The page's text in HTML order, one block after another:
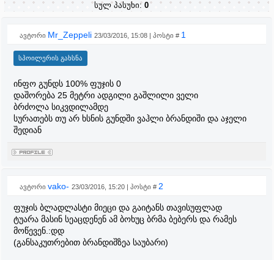
სულ პასუხი: 0
ავტორი Mr_Zeppeli 23/03/2016, 15:08 | პოსტი # 1
ინფო გუნდს 100% ფუჯის 0
დაშორება 25 მეტრი ადგილი გაშლილი ველი
ბრძოლა სიკვდილამდე
სურათებს თუ არ ხსნის გუნდში ვაჰლი ბრანდიში და აჯელი
შედიან
ავტორი vako- 23/03/2016, 15:20 | პოსტი # 2
ფუჯის ბლადლასტი მიეცი და გაიტანს თავისუფლად
ტუარა მასინ სეაცდენენ ამ ბოხუც ბრმა ბებერს და რამეს
მოწევენ.:დდ
(განსაკუთრებით ბრანდიშზეა საუბარი)